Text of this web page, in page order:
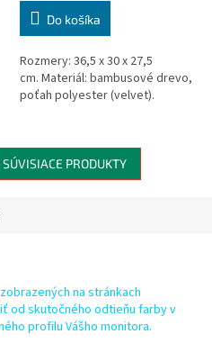
Do košíka
Rozmery: 36,5 x 30 x 27,5
cm. Materiál: bambusové drevo,
poťah polyester (velvet).
PRODUKTY
na stránkach
od skutočného odtieňu farby v
profilu Vášho monitora.